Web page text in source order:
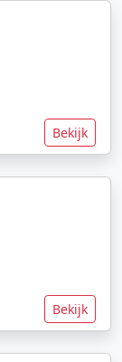
Bekijk
Bekijk